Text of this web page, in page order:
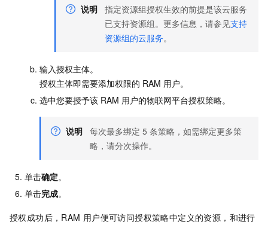
说明 指定资源组授权生效的前提是该云服务
已支持资源组。 更多信息，请参见支持
资源组的云服务。
输入授权主体。
授权主体即需要添加权限的 RAM 用户。
选中您要授予该 RAM 用户的物联网平台授权策略。
说明 每次最多绑定 5 条策略，如需绑定更多策
略，请分次操作。
单击确定。
单击完成。
授权成功后，RAM 用户便可访问授权策略中定义的资源，和进行